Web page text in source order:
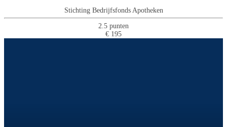
Stichting Bedrijfsfonds Apotheken
2.5 punten
€ 195